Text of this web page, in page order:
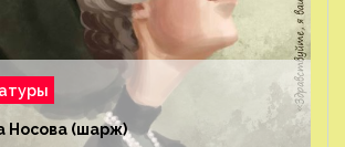
Носова (шарж)⁠⁠